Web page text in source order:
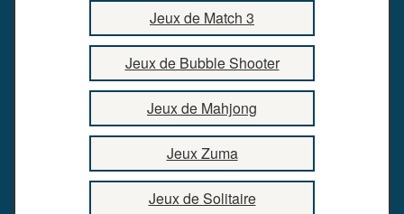
Jeux de Match 3
Jeux de Bubble Shooter
Jeux de Mahjong
Jeux Zuma
Jeux de Solitaire